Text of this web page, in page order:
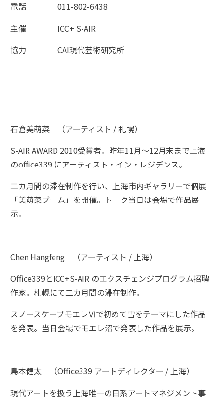
電話 011-802-6438
主催 ICC+ S-AIR
協力 CAI現代芸術研究所
石倉美萌菜 （アーティスト / 札幌）
S-AIR AWARD 2010受賞者。昨年11月～12月末まで上海
のoffice339 にアーティスト・イン・レジデンス。
二カ月間の滞在制作を行い、上海市内ギャラリーで個展
「美萌菜ブーム」を開催。トーク当日は会場で作品展
示。
Chen Hangfeng （アーティスト / 上海）
Office339とICC+S-AIR のエクスチェンジプログラム招聘
作家。札幌にて二カ月間の滞在制作。
スノースケープモエレⅥで初めて雪をテーマにした作品
を発表。当日会場でモエレ沼で発表した作品を展示。
鳥本健太 （Office339 アートディレクター / 上海）
現代アートを扱う上海唯一の日系アートマネジメント事